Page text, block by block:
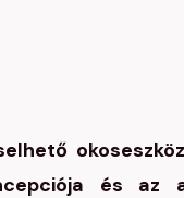
és